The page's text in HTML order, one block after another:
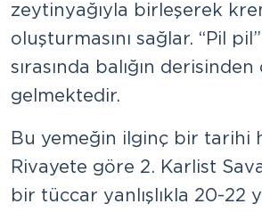
zeytinyağıyla birleşerek
oluşturmasını sağlar. “Pil
sırasında balığın derisinden
gelmektedir.
Bu yemeğin ilginç bir tarihi
Rivayete göre 2. Karlist
bir tüccar yanlışlıkla 20-22